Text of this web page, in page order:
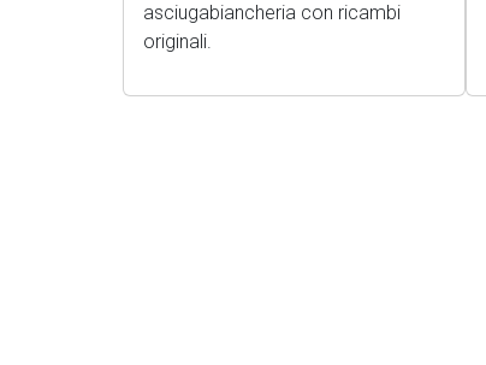
asciugabiancheria con ricambi
originali.